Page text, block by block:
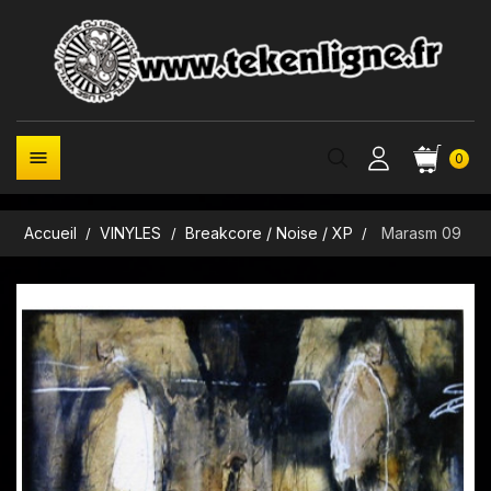
0

Accueil VINYLES Breakcore / Noise / XP Marasm 09